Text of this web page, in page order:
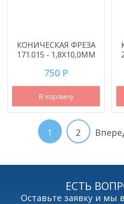
КОНИЧЕСКАЯ ФРЕЗА
171.015 - 1,8Х10,0ММ
750 Р
В корзину
НумерацияТекущая
1 Page
2
ЕСТЬ
Оставьте заявку и мы